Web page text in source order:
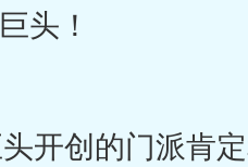
头！
开创的门派肯